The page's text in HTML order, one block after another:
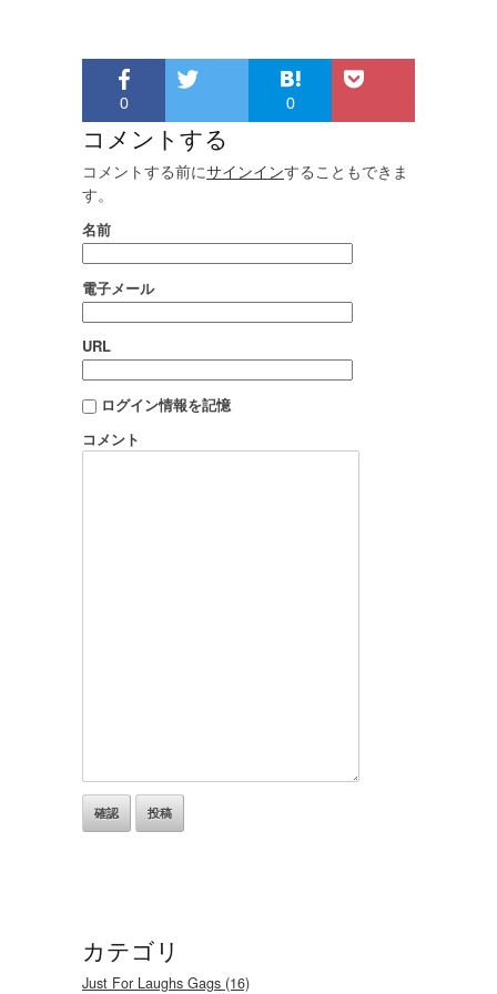
0 0
コメントする
コメントする前にサインインすることもできま
す。
名前
電子メール
URL
ログイン情報を記憶
コメント
カテゴリ
Just For Laughs Gags (16)